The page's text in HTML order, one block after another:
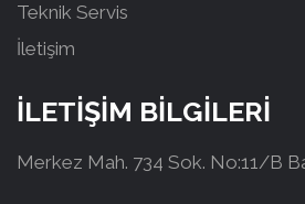
Teknik Servis
İletişim
İLETİŞİM BİLGİLERİ
Merkez Mah. 734 Sok. No:11/B